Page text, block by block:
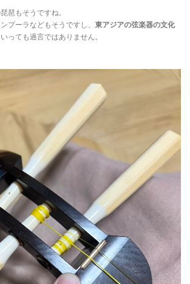
琶もそうですね。
プーラなどもそうですし、 東アジアの弦楽器の文化
っても過言ではありません。